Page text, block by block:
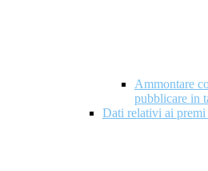
Ammontare
pubblicare in
Dati relativi ai premi